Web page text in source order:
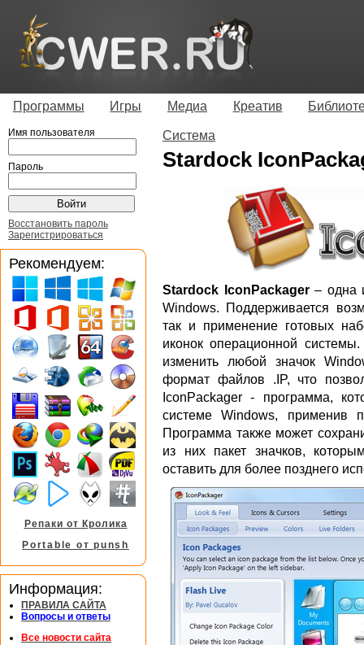
Программы Игры Медиа Креатив
Система
Stardock
Stardock IconPackager– одна
Windows. Поддерживается
так и применение готовых
иконок операционной
изменить любой значок
формат файлов .IP, что
IconPackager - программа,
системе Windows, применив
Программа также может
из них пакет значков,
оставить для более позднего
Имя пользователя
Пароль
Восстановить пароль
Зарегистрироваться
Рекомендуем:
Репаки от Кролика
Portable от punsh
Информация:
ПРАВИЛА САЙТА
Вопросы и ответы
Все новости сайта